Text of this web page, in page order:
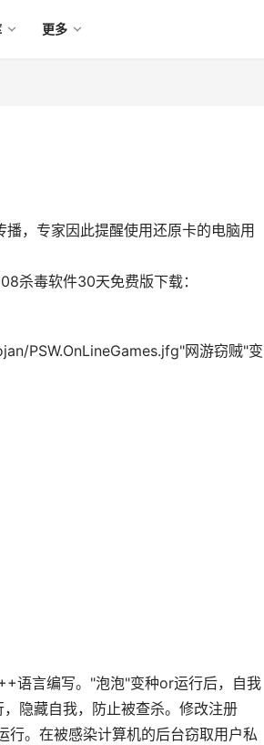
更多
，专家因此提醒使用还原卡的电脑用
毒软件30天免费版下载：
PSW.OnLineGames.jfg"网游窃贼"变
语言编写。"泡泡"变种or运行后，自我
隐藏自我，防止被查杀。修改注册
行。在被感染计算机的后台窃取用户私